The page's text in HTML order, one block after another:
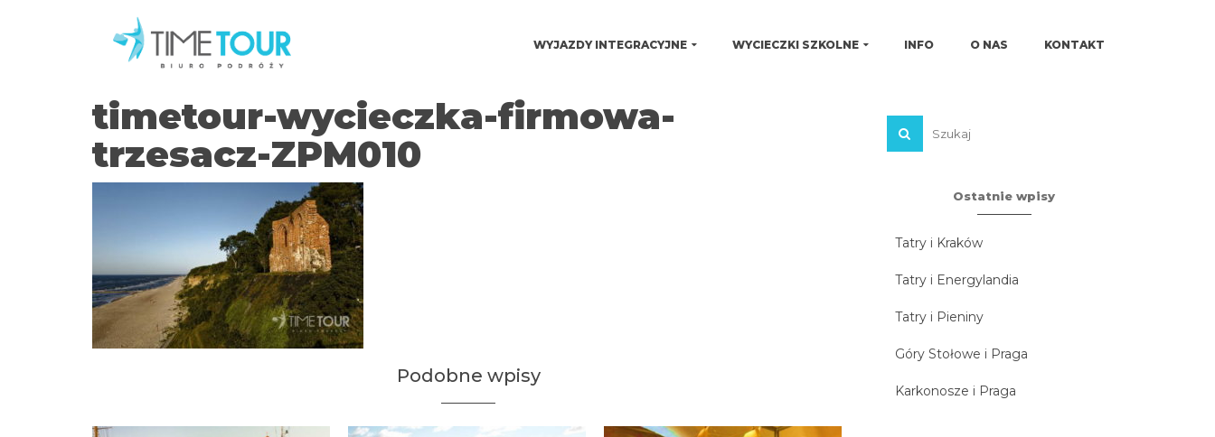
WYJAZDY INTEGRACYJNE WYCIECZKI SZKOLNE INFO O NAS KONTAKT
timetour-wycieczka-firmowa-
trzesacz-ZPM010
Podobne wpisy
Ostatnie wpisy
Tatry i Kraków
Tatry i Energylandia
Tatry i Pieniny
Góry Stołowe i Praga
Karkonosze i Praga